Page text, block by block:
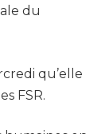
du
qu’elle
FSR.